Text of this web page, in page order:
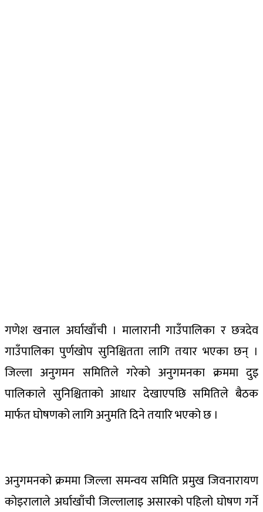
गणेश खनाल अर्घाखाँची । मालारानी गाउँपालिका र छत्रदेव
गाउँपालिका पुर्णखोप सुनिश्चितता लागि तयार भएका छन् ।
जिल्ला अनुगमन समितिले गरेको अनुगमनका क्रममा दुइ
पालिकाले सुनिश्चिताको आधार देखाएपछि समितिले बैठक
मार्फत घोषणको लागि अनुमति दिने तयारि भएको छ ।
अनुगमनको क्रममा जिल्ला समन्वय समिति प्रमुख जिवनारायण
कोइरालाले अर्घाखाँची जिल्लालाइ असारको पहिलो घोषण गर्ने